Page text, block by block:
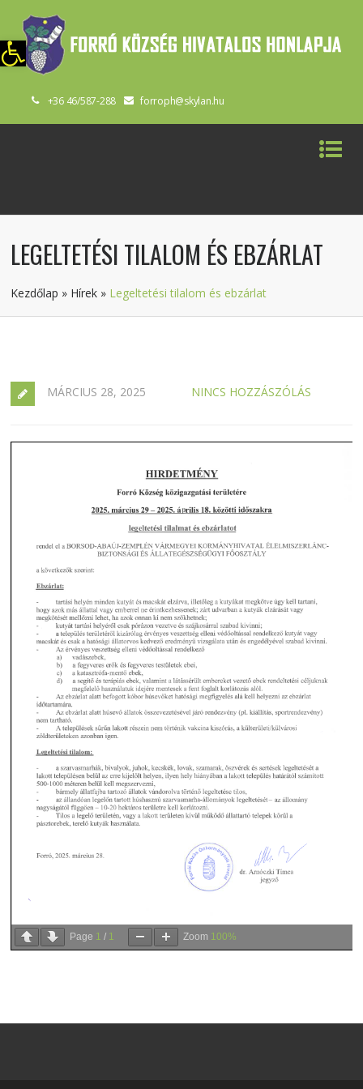
Eszköztár megnyitása
+36 46/587-288 forroph@skylan.hu
LEGELTETÉSI TILALOM ÉS EBZÁRLAT
Kezdőlap » Hírek » Legeltetési tilalom és ebzárlat
MÁRCIUS 28, 2025 NINCS HOZZÁSZÓLÁS
Page 1 / 1 Zoom 100%